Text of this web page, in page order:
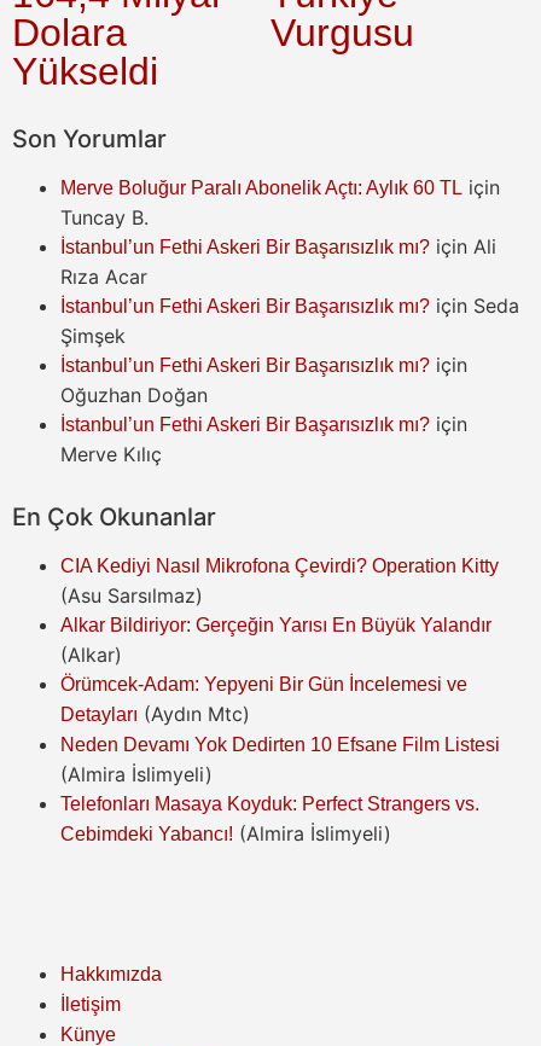
Dolara
Yükseldi
Vurgusu
Son Yorumlar
Merve Boluğur Paralı Abonelik Açtı: Aylık 60 TL için
Tuncay B.
İstanbul’un Fethi Askeri Bir Başarısızlık mı? için Ali
Rıza Acar
İstanbul’un Fethi Askeri Bir Başarısızlık mı? için Seda
Şimşek
İstanbul’un Fethi Askeri Bir Başarısızlık mı? için
Oğuzhan Doğan
İstanbul’un Fethi Askeri Bir Başarısızlık mı? için
Merve Kılıç
En Çok Okunanlar
CIA Kediyi Nasıl Mikrofona Çevirdi? Operation Kitty
(Asu Sarsılmaz)
Alkar Bildiriyor: Gerçeğin Yarısı En Büyük Yalandır
(Alkar)
Örümcek-Adam: Yepyeni Bir Gün İncelemesi ve
Detayları (Aydın Mtc)
Neden Devamı Yok Dedirten 10 Efsane Film Listesi
(Almira İslimyeli)
Telefonları Masaya Koyduk: Perfect Strangers vs.
Cebimdeki Yabancı! (Almira İslimyeli)
Hakkımızda
İletişim
Künye